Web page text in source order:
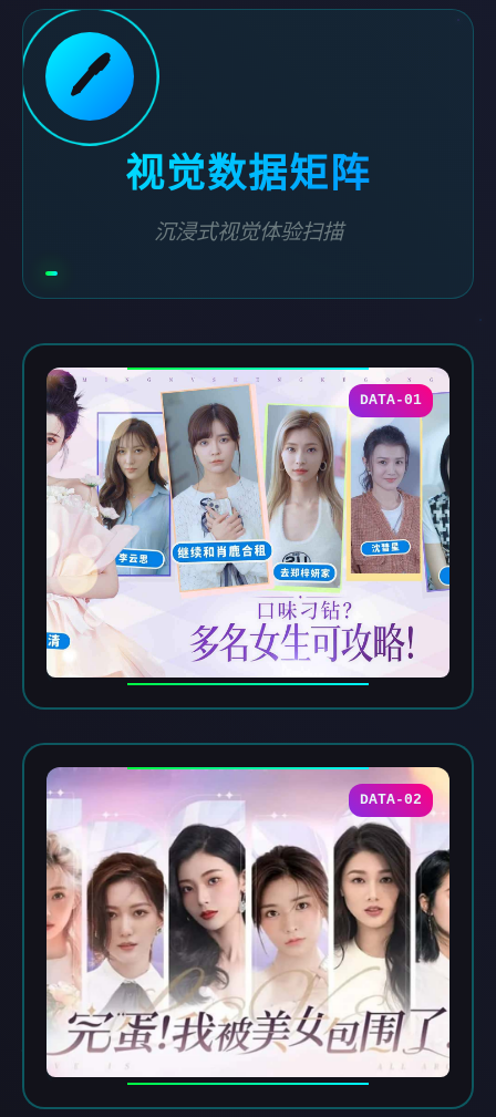
🖊️
视觉数据矩阵
沉浸式视觉体验扫描
DATA-01
DATA-02